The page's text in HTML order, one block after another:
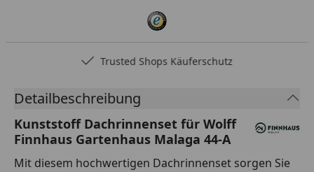
Trusted Shops Käuferschutz
Detailbeschreibung
Kunststoff Dachrinnenset für Wolff
Finnhaus Gartenhaus Malaga 44-A
Mit diesem hochwertigen Dachrinnenset sorgen Sie